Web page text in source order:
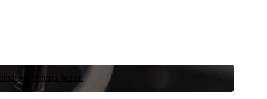
yedek parça bulun.